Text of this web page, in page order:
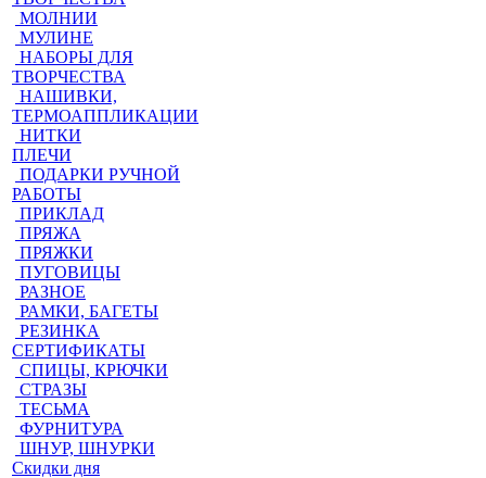
МОЛНИИ
МУЛИНЕ
НАБОРЫ ДЛЯ
ТВОРЧЕСТВА
НАШИВКИ,
ТЕРМОАППЛИКАЦИИ
НИТКИ
ПЛЕЧИ
ПОДАРКИ РУЧНОЙ
РАБОТЫ
ПРИКЛАД
ПРЯЖА
ПРЯЖКИ
ПУГОВИЦЫ
РАЗНОЕ
РАМКИ, БАГЕТЫ
РЕЗИНКА
СЕРТИФИКАТЫ
СПИЦЫ, КРЮЧКИ
СТРАЗЫ
ТЕСЬМА
ФУРНИТУРА
ШНУР, ШНУРКИ
Скидки дня